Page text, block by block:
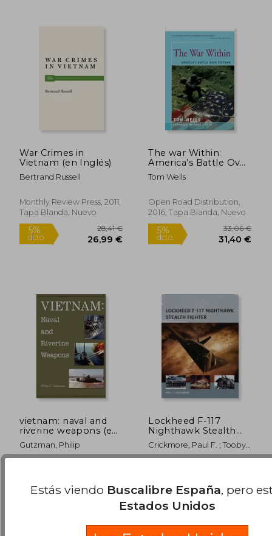
5%
dcto. 48,82 €
5%
dcto.
5% 31,53 €
29,95 €
5%
dcto.
War Crimes in
Vietnam (en Inglés)
Bertrand Russell
Monthly Review Press, 2011,
Tapa Blanda, Nuevo
The war Within:
America's Battle Over
Vietnam (en Inglés)
Tom Wells
Open Road Distribution,
2016, Tapa Blanda, Nuevo
vietnam: naval and
riverine weapons (en
Inglés)
Gutzman, Philip
Lockheed F-117
Nighthawk Stealth
Fighter (en Inglés)
Crickmore, Paul F. ; Tooby,
Adam ; Morshead, Henry
Estás viendo Buscalibre España, pero
Estados Unidos